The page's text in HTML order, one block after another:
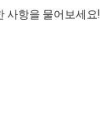
사항을 물어보세요!